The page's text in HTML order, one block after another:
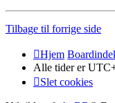
Tilbage til forrige side
Hjem
Alle tider er
Slet cookies